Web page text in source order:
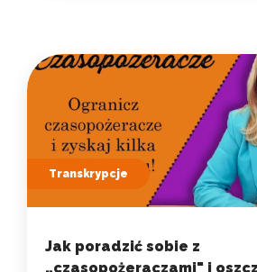
Transkrypcje
Jak poradzić sobie z
„czasopożeraczami" i